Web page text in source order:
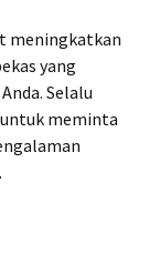
meningkatkan
yang
Selalu
meminta